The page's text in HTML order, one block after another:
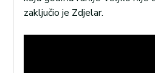
zaključio je Zdjelar.